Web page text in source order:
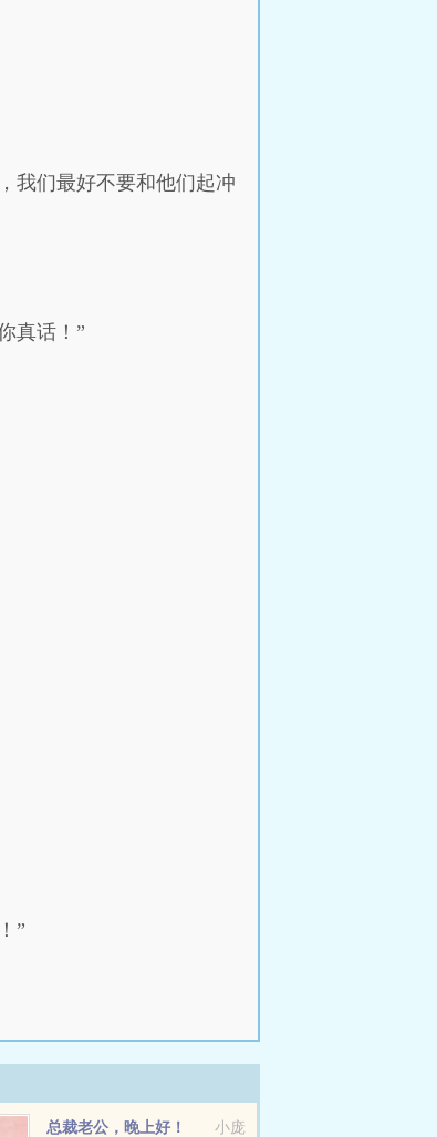
我们最好不要和他们起冲
真话！”
”
小庞
总裁老公，晚上好！